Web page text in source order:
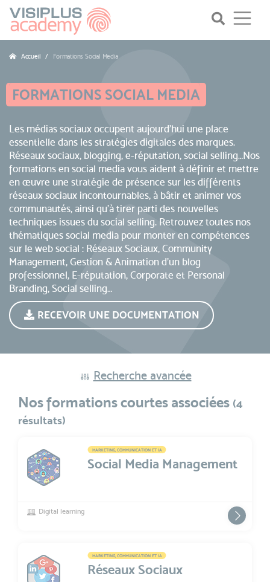
Accueil Formations Social Media
FORMATIONS SOCIAL MEDIA
Les médias sociaux occupent aujourd’hui une place
essentielle dans les stratégies digitales des marques.
Réseaux sociaux, blogging, e-réputation, social selling…Nos
formations en social media vous aident à définir et mettre
en œuvre une stratégie de présence sur les différents
réseaux sociaux incontournables, à bâtir et animer vos
communautés, ainsi qu’à tirer parti des nouvelles
techniques issues du social selling. Retrouvez toutes nos
thématiques social media pour monter en compétences
sur le web social : Réseaux Sociaux, Community
Management, Gestion & Animation d’un blog
professionnel, E-réputation, Corporate et Personal
Branding, Social selling…
RECEVOIR UNE DOCUMENTATION
Recherche avancée
Nos formations courtes associées (4
résultats)
MARKETING, COMMUNICATION ET IA
Social Media Management
Digital learning
MARKETING, COMMUNICATION ET IA
Réseaux Sociaux